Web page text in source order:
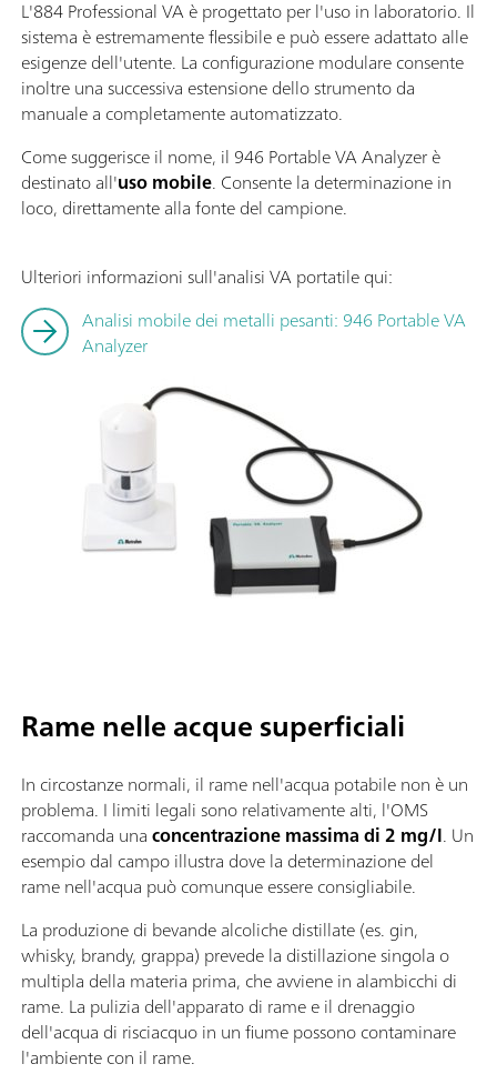
L'884 Professional VA è progettato per l'uso in laboratorio. Il
sistema è estremamente flessibile e può essere adattato alle
esigenze dell'utente. La configurazione modulare consente
inoltre una successiva estensione dello strumento da
manuale a completamente automatizzato.
Come suggerisce il nome, il 946 Portable VA Analyzer è
destinato all'uso mobile. Consente la determinazione in
loco, direttamente alla fonte del campione.
Ulteriori informazioni sull'analisi VA portatile qui:
Analisi mobile dei metalli pesanti: 946 Portable VA
Analyzer
Rame nelle acque superficiali
In circostanze normali, il rame nell'acqua potabile non è un
problema. I limiti legali sono relativamente alti, l'OMS
raccomanda unaconcentrazione massima di 2 mg/l. Un
esempio dal campo illustra dove la determinazione del
rame nell'acqua può comunque essere consigliabile.
La produzione di bevande alcoliche distillate (es. gin,
whisky, brandy, grappa) prevede la distillazione singola o
multipla della materia prima, che avviene in alambicchi di
rame. La pulizia dell'apparato di rame e il drenaggio
dell'acqua di risciacquo in un fiume possono contaminare
l'ambiente con il rame.